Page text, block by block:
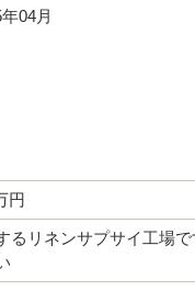
04月
円
るリネンサプサイ工場